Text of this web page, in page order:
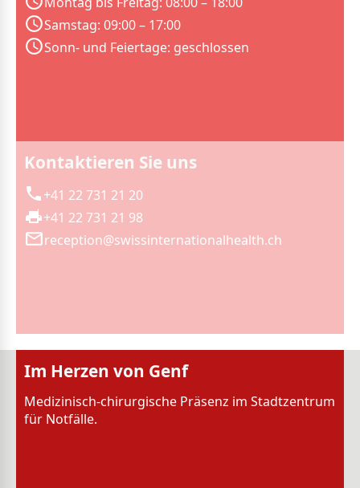
Samstag: 09:00 – 17:00
Sonn- und Feiertage: geschlossen
Kontaktieren Sie uns
+41 22 731 21 20
+41 22 731 21 98
reception@swissinternationalhealth.ch
Im Herzen von Genf
Medizinisch-chirurgische Präsenz im Stadtzentrum
für Notfälle.